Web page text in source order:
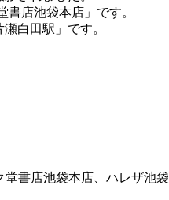
店池袋本店」です。
白田駅」です。
堂書店池袋本店、ハレザ池袋